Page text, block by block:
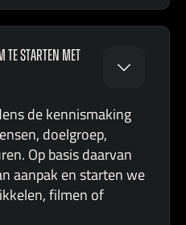
TE STARTEN MET
de kennismaking
doelgroep,
Op basis daarvan
aanpak en starten we
filmen of